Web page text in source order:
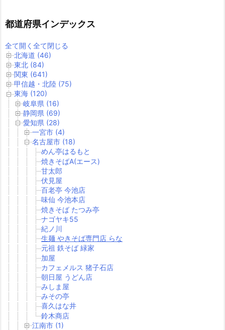
都道府県インデックス
全て開く 全て閉じる
北海道 (46)
東北 (84)
関東 (641)
甲信越・北陸 (75)
東海 (120)
岐阜県 (16)
静岡県 (69)
愛知県 (28)
一宮市 (4)
名古屋市 (18)
めん亭はるもと
焼きそばA(エース)
甘太郎
伏見屋
百老亭 今池店
味仙 今池本店
焼きそば たつみ亭
ナゴヤキ55
紀ノ川
生麺 やきそば専門店 らな
元祖 鉄そば 緑家
加屋
カフェメルス 猪子石店
朝日屋 うどん店
みしま屋
みその亭
喜久はな井
鈴木商店
江南市 (1)